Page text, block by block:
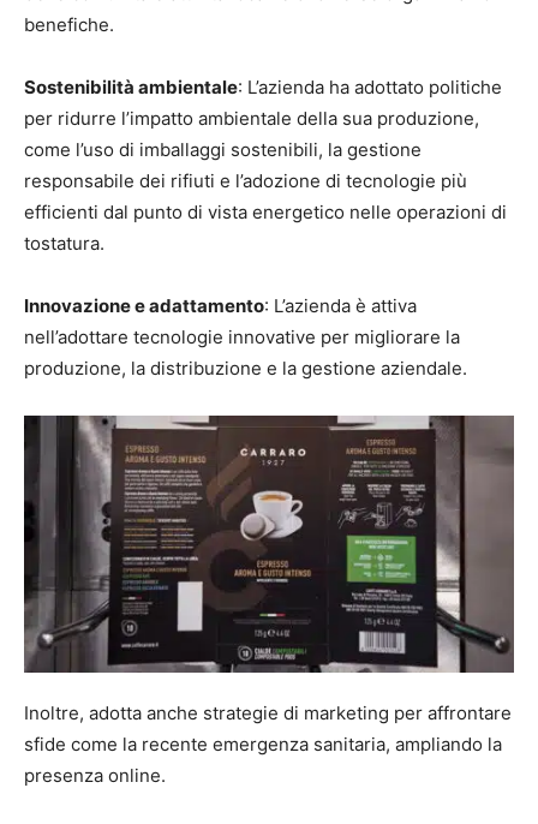
benefiche.
Sostenibilità ambientale: L’azienda ha adottato politiche
per ridurre l’impatto ambientale della sua produzione,
come l’uso di imballaggi sostenibili, la gestione
responsabile dei rifiuti e l’adozione di tecnologie più
efficienti dal punto di vista energetico nelle operazioni di
tostatura.
Innovazione e adattamento: L’azienda è attiva
nell’adottare tecnologie innovative per migliorare la
produzione, la distribuzione e la gestione aziendale.
Inoltre, adotta anche strategie di marketing per affrontare
sfide come la recente emergenza sanitaria, ampliando la
presenza online.